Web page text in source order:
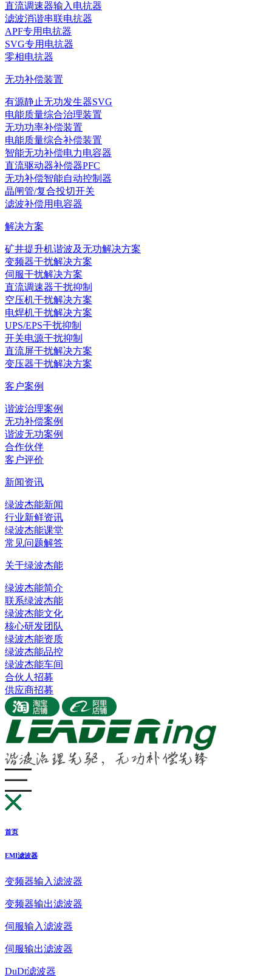
直流调速器输入电抗器
滤波消谐串联电抗器
APF专用电抗器
SVG专用电抗器
零相电抗器
无功补偿装置
有源静止无功发生器SVG
电能质量综合治理装置
无功功率补偿装置
电能质量综合补偿装置
智能无功补偿电力电容器
直流驱动器补偿器PFC
无功补偿智能自动控制器
晶闸管/复合投切开关
滤波补偿用电容器
解决方案
矿井提升机谐波及无功解决方案
变频器干扰解决方案
伺服干扰解决方案
直流调速器干扰抑制
空压机干扰解决方案
电焊机干扰解决方案
UPS/EPS干扰抑制
开关电源干扰抑制
直流屏干扰解决方案
变压器干扰解决方案
客户案例
谐波治理案例
无功补偿案例
谐波无功案例
合作伙伴
客户评价
新闻资讯
绿波杰能新闻
行业新鲜资讯
绿波杰能课堂
常见问题解答
关于绿波杰能
绿波杰能简介
联系绿波杰能
绿波杰能文化
核心研发团队
绿波杰能资质
绿波杰能品控
绿波杰能车间
合伙人招募
供应商招募
首页
EMI滤波器
变频器输入滤波器
变频器输出滤波器
伺服输入滤波器
伺服输出滤波器
DuDt滤波器